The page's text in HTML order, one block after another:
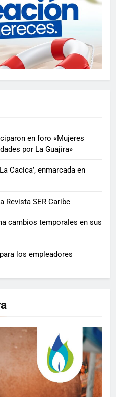
en foro «Mujeres
por La Guajira»
Cacica’, enmarcada en
Revista SER Caribe
cambios temporales en sus
los empleadores